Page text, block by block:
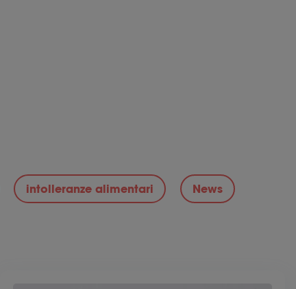
intolleranze alimentari News